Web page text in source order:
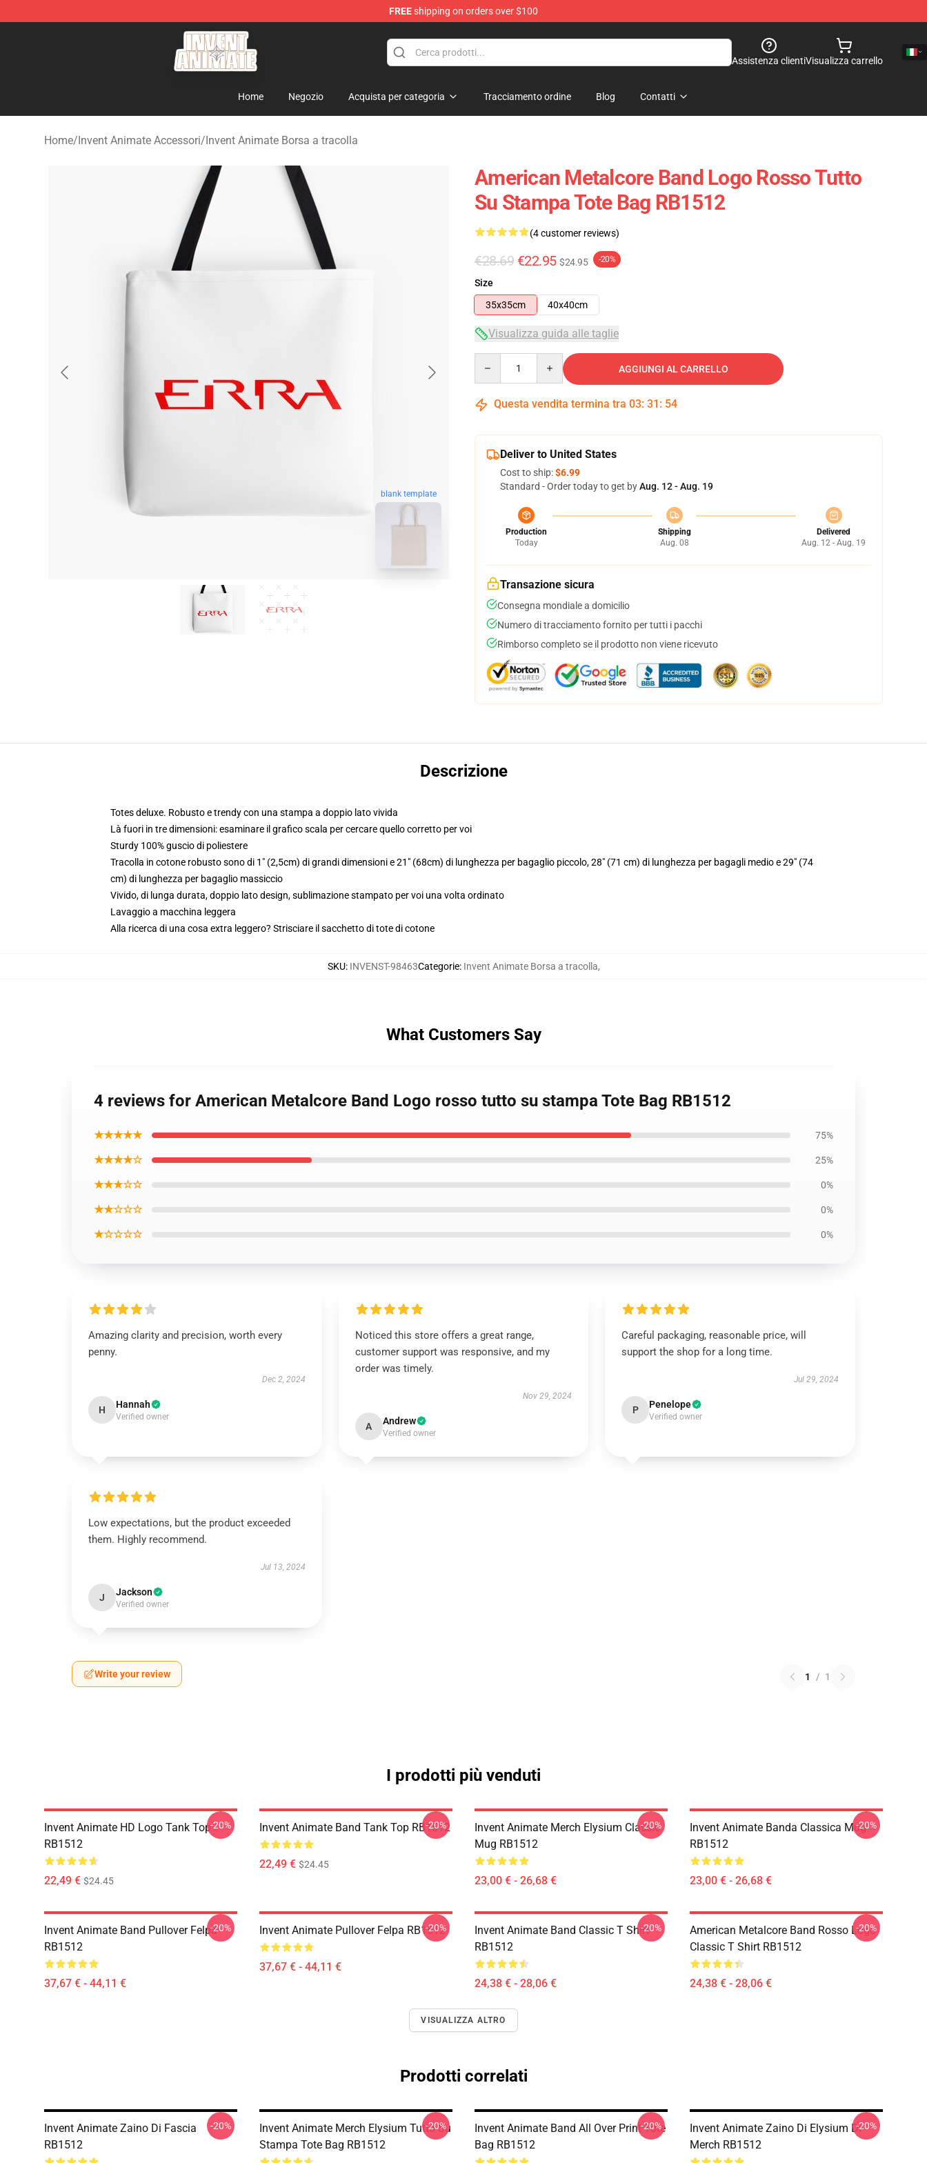
FREEshipping on orders over $100
Invent Animate Shop - Official Invent Animate Merchandise Store
Assistenza clientiVisualizza carrello
Home Negozio Acquista per categoria Tracciamento ordine Blog Contatti
Home/Invent Animate Accessori/Invent Animate Borsa a tracolla
blank template
American Metalcore Band Logo Rosso Tutto
Su Stampa Tote Bag RB1512
(4 customer reviews)
€28.69 €22.95 $24.95 -20%
Size
35x35cm
40x40cm
Visualizza guida alle taglie
AGGIUNGI AL CARRELLO
Questa vendita termina tra 03: 31 : 53
Deliver to United States
Cost to ship:$6.99
Standard - Order today to get byAug. 12 - Aug. 19
Production
Today
Shipping
Aug. 08
Delivered
Aug. 12 - Aug. 19
Transazione sicura
Consegna mondiale a domicilio
Numero di tracciamento fornito per tutti i pacchi
Rimborso completo se il prodotto non viene ricevuto
Descrizione
Totes deluxe. Robusto e trendy con una stampa a doppio lato vivida
Là fuori in tre dimensioni: esaminare il grafico scala per cercare quello corretto per voi
Sturdy 100% guscio di poliestere
Tracolla in cotone robusto sono di 1" (2,5cm) di grandi dimensioni e 21" (68cm) di lunghezza per bagaglio piccolo, 28" (71 cm) di lunghezza per bagagli medio e 29" (74
cm) di lunghezza per bagaglio massiccio
Vivido, di lunga durata, doppio lato design, sublimazione stampato per voi una volta ordinato
Lavaggio a macchina leggera
Alla ricerca di una cosa extra leggero? Strisciare il sacchetto di tote di cotone
SKU: INVENST-98463Categorie: Invent Animate Borsa a tracolla,
What Customers Say
4 reviews for American Metalcore Band Logo rosso tutto su stampa Tote Bag RB1512
★★★★★ 75%
★★★★☆ 25%
★★★☆☆ 0%
★★☆☆☆ 0%
★☆☆☆☆ 0%
Amazing clarity and precision, worth every
penny.
Dec 2, 2024
H Hannah
Verified owner
Noticed this store offers a great range,
customer support was responsive, and my
order was timely.
Nov 29, 2024
A Andrew
Verified owner
Careful packaging, reasonable price, will
support the shop for a long time.
Jul 29, 2024
P Penelope
Verified owner
Low expectations, but the product exceeded
them. Highly recommend.
Jul 13, 2024
J Jackson
Verified owner
Write your review 1 / 1
I prodotti più venduti
Invent Animate HD Logo Tank Top
RB1512
22,49 € $24.45
-20% Invent Animate Band Tank Top RB1512
22,49 € $24.45
-20%
Invent Animate Merch Elysium Classic
Mug RB1512
23,00 € - 26,68 €
-20%
Invent Animate Banda Classica Mug
RB1512
23,00 € - 26,68 €
-20%
Invent Animate Band Pullover Felpa
RB1512
37,67 € - 44,11 €
-20% Invent Animate Pullover Felpa RB1512
37,67 € - 44,11 €
-20%
Invent Animate Band Classic T Shirt
RB1512
24,38 € - 28,06 €
-20%
American Metalcore Band Rosso Logo
Classic T Shirt RB1512
24,38 € - 28,06 €
-20%
VISUALIZZA ALTRO
Prodotti correlati
Invent Animate Zaino Di Fascia
RB1512
-20%
Invent Animate Merch Elysium Tutto Su
Stampa Tote Bag RB1512
-20%
Invent Animate Band All Over Print Tote
Bag RB1512
-20%
Invent Animate Zaino Di Elysium Di
Merch RB1512
-20%